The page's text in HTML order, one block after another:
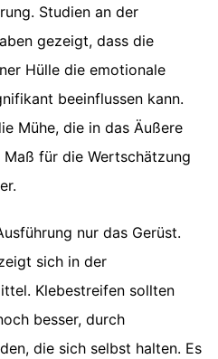
Studien an der
gezeigt, dass die
Hülle die emotionale
beeinflussen kann.
Mühe, die in das Äußere
für die Wertschätzung
nur das Gerüst.
sich in der
Klebestreifen sollten
besser, durch
die sich selbst halten. Es